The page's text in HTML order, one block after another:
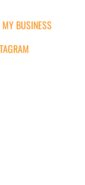
BUSINESS